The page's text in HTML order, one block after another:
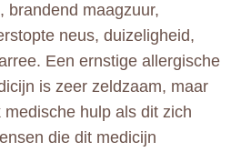
brandend maagzuur,
neus, duizeligheid,
Een ernstige allergische
is zeer zeldzaam, maar
hulp als dit zich
die dit medicijn